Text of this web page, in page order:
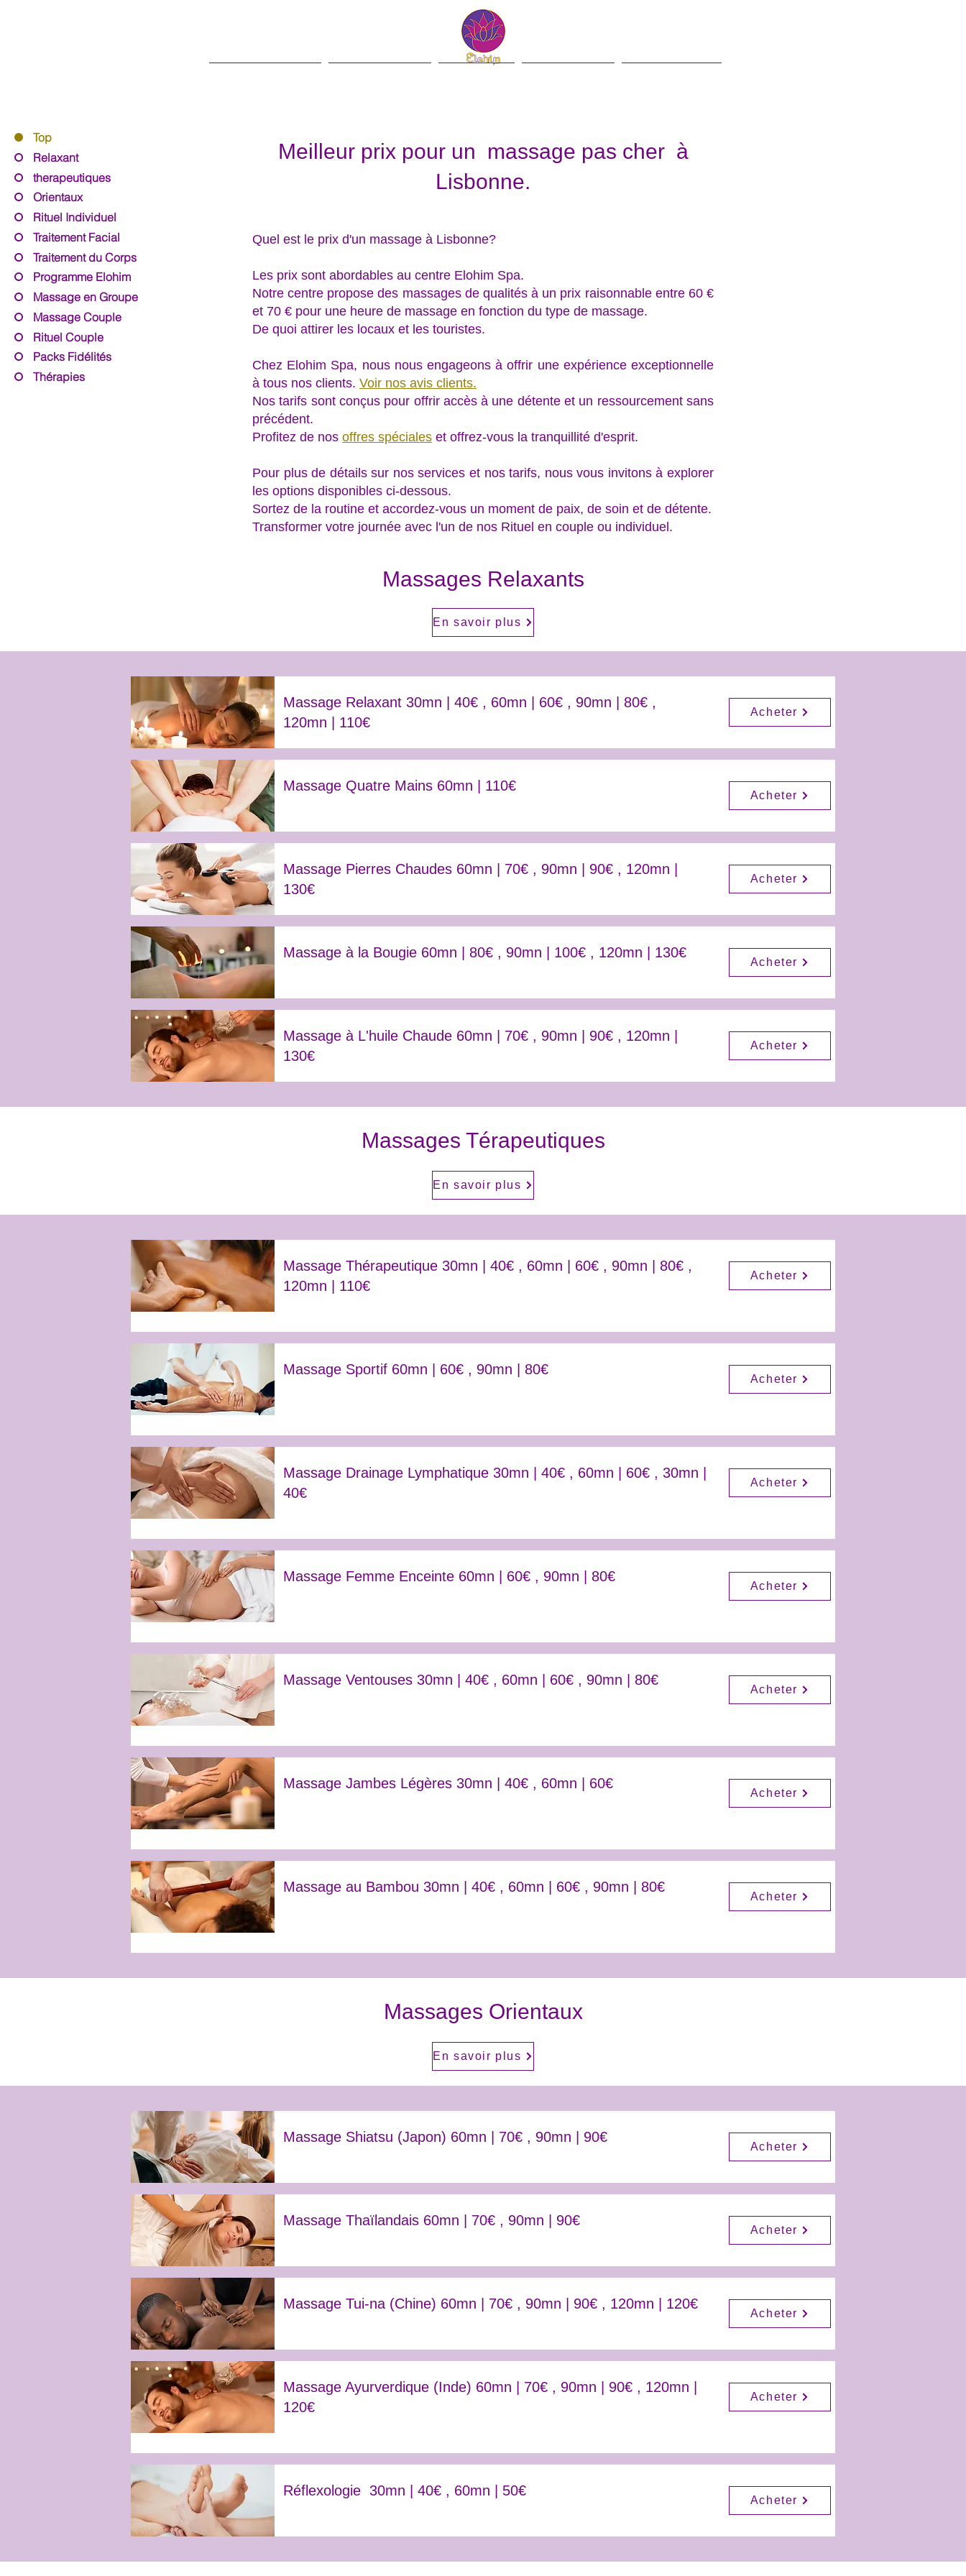
Top
Relaxant
therapeutiques
Orientaux
Rituel Individuel
Traitement Facial
Traitement du Corps
Programme Elohim
Massage en Groupe
Massage Couple
Rituel Couple
Packs Fidélités
Thérapies
Meilleur prix pour un massage pas cher à
Lisbonne.
Quel est le prix d'un massage à Lisbonne?
Les prix sont abordables au centre Elohim Spa.
Notre centre propose des massages de qualités à un prix raisonnable entre 60 €
et 70 € pour une heure de massage en fonction du type de massage.
De quoi attirer les locaux et les touristes.
Chez Elohim Spa, nous nous engageons à offrir une expérience exceptionnelle
à tous nos clients. Voir nos avis clients.
Nos tarifs sont conçus pour offrir accès à une détente et un ressourcement sans
précédent.
Profitez de nos offres spéciales et offrez-vous la tranquillité d'esprit.
Pour plus de détails sur nos services et nos tarifs, nous vous invitons à explorer
les options disponibles ci-dessous.
Sortez de la routine et accordez-vous un moment de paix, de soin et de détente.
Transformer votre journée avec l'un de nos Rituel en couple ou individuel.
Massages Relaxants
En savoir plus
Massage Relaxant 30mn | 40€ , 60mn | 60€ , 90mn | 80€ ,
120mn | 110€
Acheter
Massage Quatre Mains 60mn | 110€
Acheter
Massage Pierres Chaudes 60mn | 70€ , 90mn | 90€ , 120mn |
130€
Acheter
Massage à la Bougie 60mn | 80€ , 90mn | 100€ , 120mn | 130€
Acheter
Massage à L'huile Chaude 60mn | 70€ , 90mn | 90€ , 120mn |
130€
Acheter
Massages Térapeutiques
En savoir plus
Massage Thérapeutique 30mn | 40€ , 60mn | 60€ , 90mn | 80€ ,
120mn | 110€
Acheter
Massage Sportif 60mn | 60€ , 90mn | 80€
Acheter
Massage Drainage Lymphatique 30mn | 40€ , 60mn | 60€ , 30mn |
40€
Acheter
Massage Femme Enceinte 60mn | 60€ , 90mn | 80€
Acheter
Massage Ventouses 30mn | 40€ , 60mn | 60€ , 90mn | 80€
Acheter
Massage Jambes Légères 30mn | 40€ , 60mn | 60€
Acheter
Massage au Bambou 30mn | 40€ , 60mn | 60€ , 90mn | 80€
Acheter
Massages Orientaux
En savoir plus
Massage Shiatsu (Japon) 60mn | 70€ , 90mn | 90€
Acheter
Massage Thaïlandais 60mn | 70€ , 90mn | 90€
Acheter
Massage Tui-na (Chine) 60mn | 70€ , 90mn | 90€ , 120mn | 120€
Acheter
Massage Ayurverdique (Inde) 60mn | 70€ , 90mn | 90€ , 120mn |
120€
Acheter
Réflexologie 30mn | 40€ , 60mn | 50€
Acheter